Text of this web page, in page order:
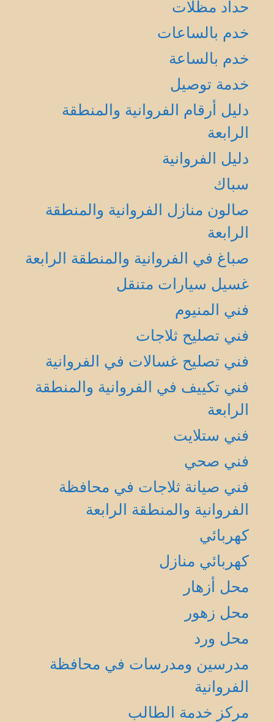
حداد مظلات
خدم بالساعات
خدم بالساعة
خدمة توصيل
دليل أرقام الفروانية والمنطقة
الرابعة
دليل الفروانية
سباك
صالون منازل الفروانية والمنطقة
الرابعة
صباغ في الفروانية والمنطقة الرابعة
غسيل سيارات متنقل
فني المنيوم
فني تصليح ثلاجات
فني تصليح غسالات في الفروانية
فني تكييف في الفروانية والمنطقة
الرابعة
فني ستلايت
فني صحي
فني صيانة ثلاجات في محافظة
الفروانية والمنطقة الرابعة
كهربائي
كهربائي منازل
محل أزهار
محل زهور
محل ورد
مدرسين ومدرسات في محافظة
الفروانية
مركز خدمة الطالب